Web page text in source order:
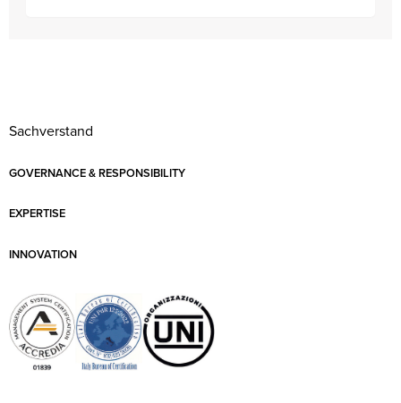
Sachverstand
GOVERNANCE & RESPONSIBILITY
EXPERTISE
INNOVATION